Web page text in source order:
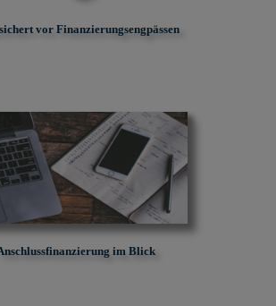
vor Finanzierungs­engpässen
im Blick